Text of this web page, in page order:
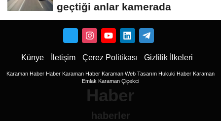
geçtiği anlar kamerada
Künye İletişim Çerez Politikası Gizlilik İlkeleri
Karaman Haber Haber Karaman Haber Karaman Web Tasarım Hukuki Haber Karaman
Emlak Karaman Çiçekci
Haber
haberler